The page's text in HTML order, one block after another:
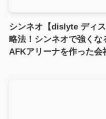
シンネオ【dislyte ディ
略法！シンネオで強く
AFKアリーナを作った会